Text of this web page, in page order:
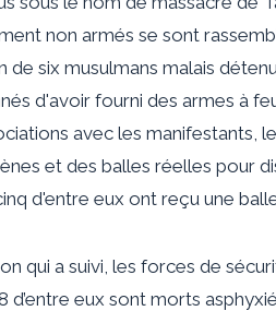
non armés se sont
de six musulmans malais
d'avoir fourni des armes à
avec les manifestants,
et des balles réelles pour
d'entre eux ont reçu une
qui a suivi, les forces de
d’entre eux sont morts